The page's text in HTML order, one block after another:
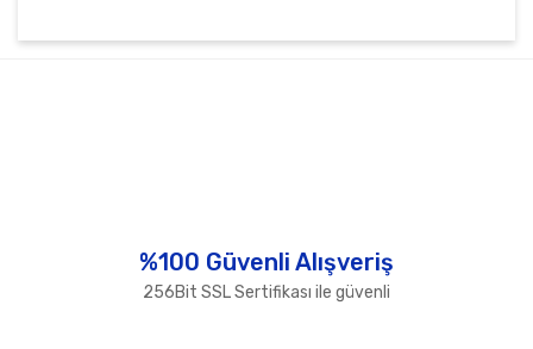
Ürün fiyatı diğer sitelerden daha pahalı.
%100 Güvenli Alışveriş
256Bit SSL Sertifikası ile güvenli